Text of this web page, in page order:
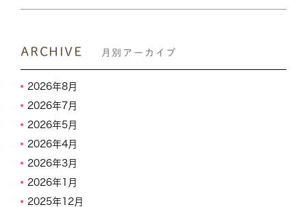
ARCHIVE 月別アーカイブ
2026年8月
2026年7月
2026年5月
2026年4月
2026年3月
2026年1月
2025年12月